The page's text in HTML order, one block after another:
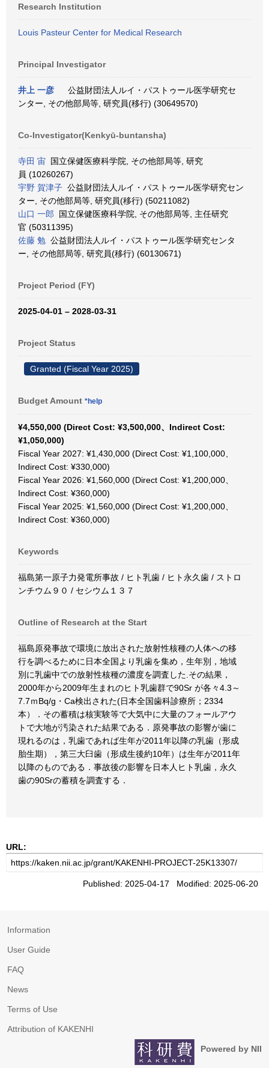
Research Institution
Louis Pasteur Center for Medical Research
Principal Investigator
井上 一彦
公益財団法人ルイ・パストゥール医学研究セ
ンター, その他部局等, 研究員(移行) (30649570)
Co-Investigator(Kenkyū-buntansha)
寺田 宙 国立保健医療科学院, その他部局等, 研究
員 (10260267)
宇野 賀津子 公益財団法人ルイ・パストゥール医学研究セン
ター, その他部局等, 研究員(移行) (50211082)
山口 一郎 国立保健医療科学院, その他部局等, 主任研究
官 (50311395)
佐藤 勉 公益財団法人ルイ・パストゥール医学研究センタ
ー, その他部局等, 研究員(移行) (60130671)
Project Period (FY)
2025-04-01 – 2028-03-31
Project Status
Granted (Fiscal Year 2025)
Budget Amount *help
¥4,550,000 (Direct Cost: ¥3,500,000、Indirect Cost:
¥1,050,000)
Fiscal Year 2027: ¥1,430,000 (Direct Cost: ¥1,100,000、
Indirect Cost: ¥330,000)
Fiscal Year 2026: ¥1,560,000 (Direct Cost: ¥1,200,000、
Indirect Cost: ¥360,000)
Fiscal Year 2025: ¥1,560,000 (Direct Cost: ¥1,200,000、
Indirect Cost: ¥360,000)
Keywords
福島第一原子力発電所事故 / ヒト乳歯 / ヒト永久歯 / ストロ
ンチウム９０ / セシウム１３７
Outline of Research at the Start
福島原発事故で環境に放出された放射性核種の人体への移
行を調べるために日本全国より乳歯を集め，生年別，地域
別に乳歯中での放射性核種の濃度を調査した.その結果，
2000年から2009年生まれのヒト乳歯群で90Sr が各々4.3～
7.7ｍBq/g・Ca検出された(日本全国歯科診療所；2334
本）．その蓄積は核実験等で大気中に大量のフォールアウ
トで大地が汚染された結果である．原発事故の影響が歯に
現れるのは，乳歯であれば生年が2011年以降の乳歯（形成
胎生期），第三大臼歯（形成生後約10年）は生年が2011年
以降のものである．事故後の影響を日本人ヒト乳歯，永久
歯の90Srの蓄積を調査する．
URL:
Published: 2025-04-17 Modified: 2025-06-20
Information
User Guide
FAQ
News
Terms of Use
Attribution of KAKENHI
Powered by NII